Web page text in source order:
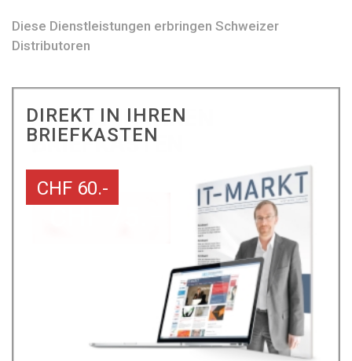
Diese Dienstleistungen erbringen Schweizer
Distributoren
DIREKT IN IHREN
BRIEFKASTEN
CHF 60.-